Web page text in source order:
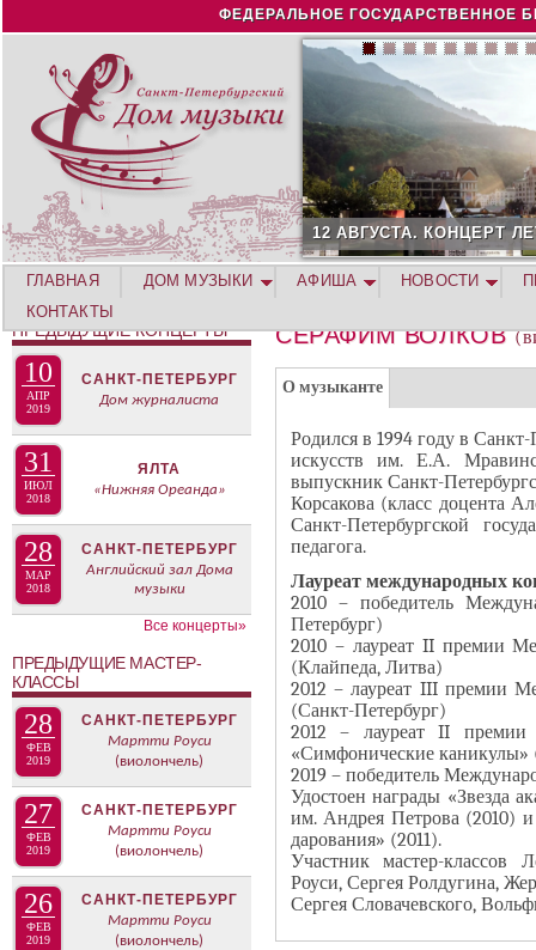
Jump to navigation
ФЕДЕРАЛЬНОЕ ГОСУДАРСТВЕННОЕ
12 АВГУСТА. КОНЦЕРТ
СЕРАФИМ ВОЛКОВ
Г
У
П
П
А
В
Л
А
Д
О
И
С
П
О
Л
Н
И
О музыканте(
а
к
т
и
в
а
я
в
к
л
а
д
к
а
)
Родился в 1994 году в
искусств им. Е.А.
выпускник Санкт-
Корсакова (класс доцента
Санкт-Петербургской
педагога.
Лауреат международных
2010 – победитель
Петербург)
2010 – лауреат II премии
(Клайпеда, Литва)
2012 – лауреат III премии
(Санкт-Петербург)
2012 – лауреат II премии
«Симфонические каникулы»
2019 – победитель
Удостоен награды «Звезда
им. Андрея Петрова (2010)
дарования» (2011).
Участник мастер-классов
Роуси, Сергея Ролдугина,
Сергея Словачевского,
ГЛАВНАЯ ДОМ МУЗЫКИ АФИША НОВОСТИ
КОНТАКТЫ
ПРЕДЫДУЩИЕ КОНЦЕРТЫ
10
АПР
2019
САНКТ-ПЕТЕРБУРГ
Дом журналиста
31
ИЮЛ
2018
ЯЛТА
«Нижняя Ореанда»
28
МАР
2018
САНКТ-ПЕТЕРБУРГ
Английский зал Дома
музыки
Все концерты»
ПРЕДЫДУЩИЕ МАСТЕР-
КЛАССЫ
28
ФЕВ
2019
САНКТ-ПЕТЕРБУРГ
Мартти Роуси
(виолончель)
27
ФЕВ
2019
САНКТ-ПЕТЕРБУРГ
Мартти Роуси
(виолончель)
26
ФЕВ
2019
САНКТ-ПЕТЕРБУРГ
Мартти Роуси
(виолончель)